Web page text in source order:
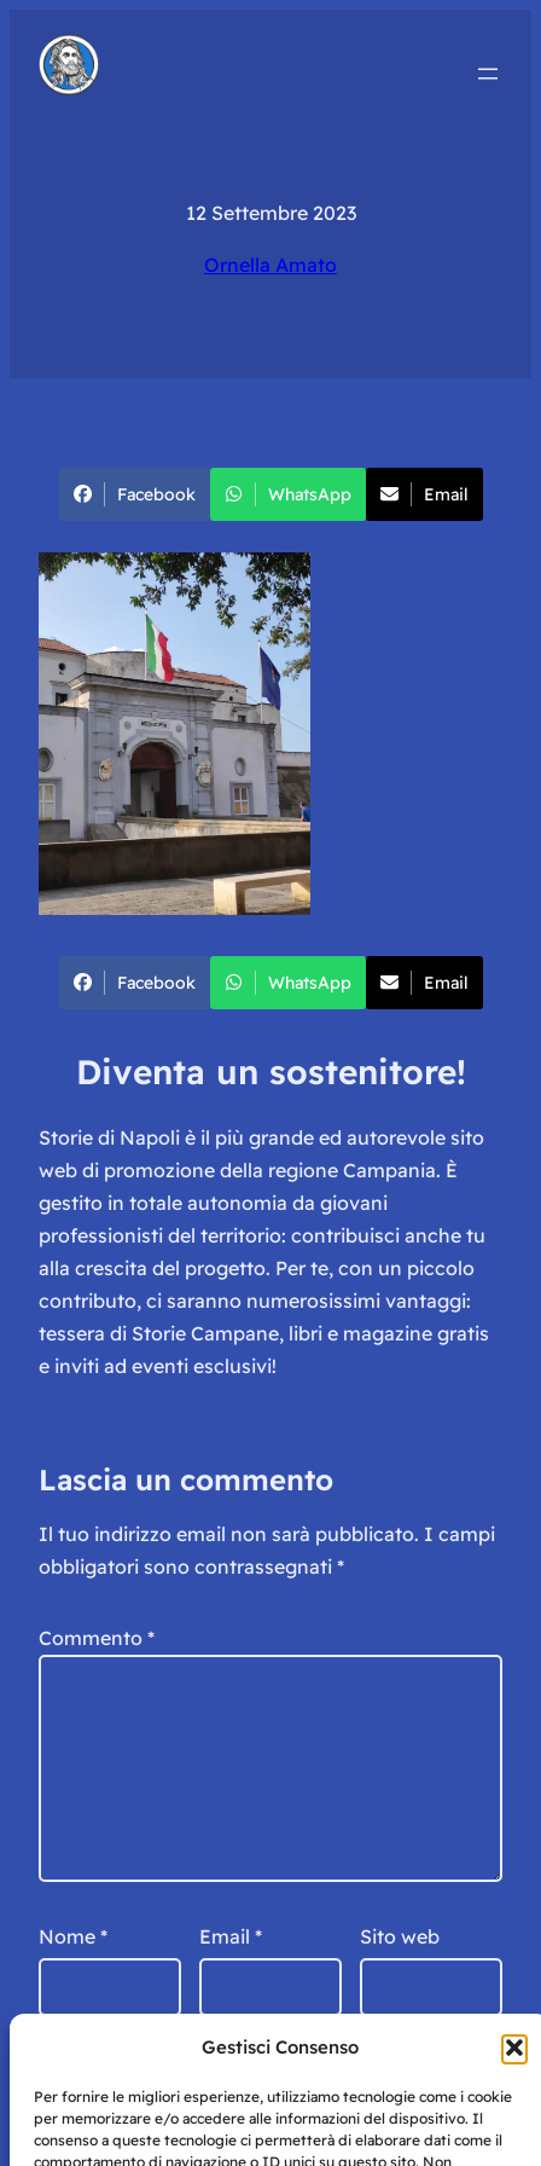
Gestisci Consenso
Per fornire le migliori esperienze, utilizziamo tecnologie come i cookie
per memorizzare e/o accedere alle informazioni del dispositivo. Il
consenso a queste tecnologie ci permetterà di elaborare dati come il
comportamento di navigazione o ID unici su questo sito. Non
12 Settembre 2023
Ornella Amato
Facebook WhatsApp Email
Facebook WhatsApp Email
Diventa un sostenitore!
Storie di Napoli è il più grande ed autorevole sito
web di promozione della regione Campania. È
gestito in totale autonomia da giovani
professionisti del territorio: contribuisci anche tu
alla crescita del progetto. Per te, con un piccolo
contributo, ci saranno numerosissimi vantaggi:
tessera di Storie Campane, libri e magazine gratis
e inviti ad eventi esclusivi!
Lascia un commento
Il tuo indirizzo email non sarà pubblicato. I campi
obbligatori sono contrassegnati *
Commento *
Nome * Email * Sito web